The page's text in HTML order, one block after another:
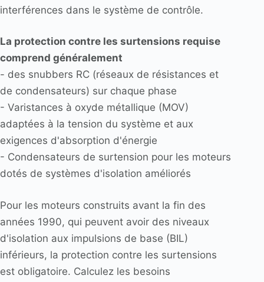
interférences dans le système de contrôle.
La protection contre les surtensions requise
comprend généralement
- des snubbers RC (réseaux de résistances et
de condensateurs) sur chaque phase
- Varistances à oxyde métallique (MOV)
adaptées à la tension du système et aux
exigences d'absorption d'énergie
- Condensateurs de surtension pour les moteurs
dotés de systèmes d'isolation améliorés
Pour les moteurs construits avant la fin des
années 1990, qui peuvent avoir des niveaux
d'isolation aux impulsions de base (BIL)
inférieurs, la protection contre les surtensions
est obligatoire. Calculez les besoins